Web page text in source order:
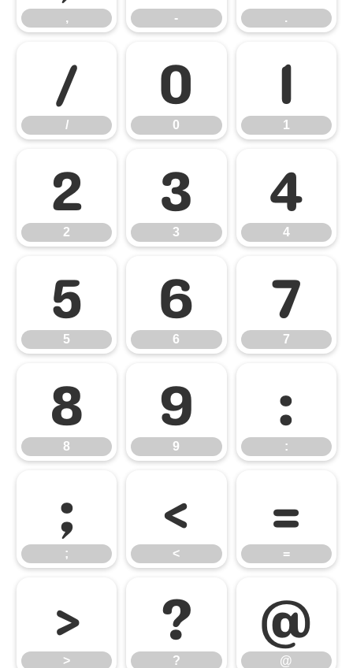
, - .
/
/ 0
0 1
1
2
2 3
3 4
4
5
5 6
6 7
7
8
8 9
9 :
:
;
; <
< =
=
>
> ?
? @
@